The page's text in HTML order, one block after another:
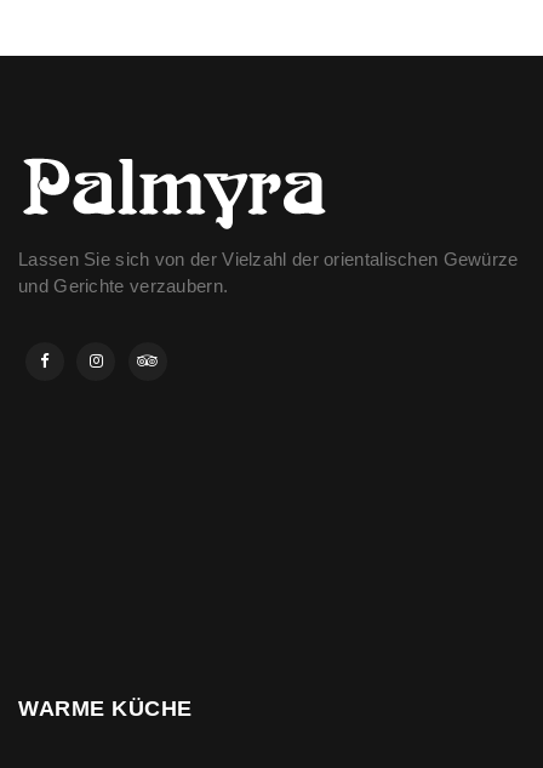
Lassen Sie sich von der Vielzahl der orientalischen Gewürze
und Gerichte verzaubern.
WARME KÜCHE